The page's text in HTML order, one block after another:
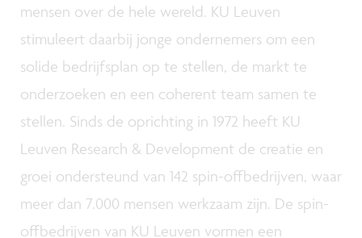
mensen over de hele wereld. KU Leuven
stimuleert daarbij jonge ondernemers om een
solide bedrijfsplan op te stellen, de markt te
onderzoeken en een coherent team samen te
stellen. Sinds de oprichting in 1972 heeft KU
Leuven Research & Development de creatie en
groei ondersteund van 142 spin-offbedrijven, waar
meer dan 7.000 mensen werkzaam zijn. De spin-
offbedrijven van KU Leuven vormen een